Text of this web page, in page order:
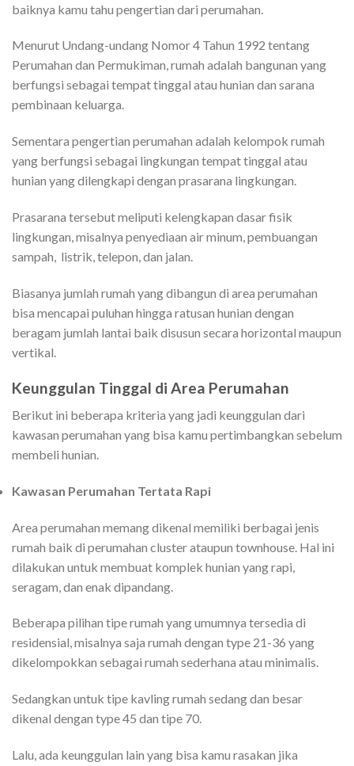
baiknya kamu tahu pengertian dari perumahan.
Menurut Undang-undang Nomor 4 Tahun 1992 tentang
Perumahan dan Permukiman, rumah adalah bangunan yang
berfungsi sebagai tempat tinggal atau hunian dan sarana
pembinaan keluarga.
Sementara pengertian perumahan adalah kelompok rumah
yang berfungsi sebagai lingkungan tempat tinggal atau
hunian yang dilengkapi dengan prasarana lingkungan.
Prasarana tersebut meliputi kelengkapan dasar fisik
lingkungan, misalnya penyediaan air minum, pembuangan
sampah, listrik, telepon, dan jalan.
Biasanya jumlah rumah yang dibangun di area perumahan
bisa mencapai puluhan hingga ratusan hunian dengan
beragam jumlah lantai baik disusun secara horizontal maupun
vertikal.
Keunggulan Tinggal di Area Perumahan
Berikut ini beberapa kriteria yang jadi keunggulan dari
kawasan perumahan yang bisa kamu pertimbangkan sebelum
membeli hunian.
Kawasan Perumahan Tertata Rapi
Area perumahan memang dikenal memiliki berbagai jenis
rumah baik di perumahan cluster ataupun townhouse. Hal ini
dilakukan untuk membuat komplek hunian yang rapi,
seragam, dan enak dipandang.
Beberapa pilihan tipe rumah yang umumnya tersedia di
residensial, misalnya saja rumah dengan type 21-36 yang
dikelompokkan sebagai rumah sederhana atau minimalis.
Sedangkan untuk tipe kavling rumah sedang dan besar
dikenal dengan type 45 dan tipe 70.
Lalu, ada keunggulan lain yang bisa kamu rasakan jika